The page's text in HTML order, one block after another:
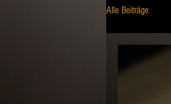
Alle Beiträge